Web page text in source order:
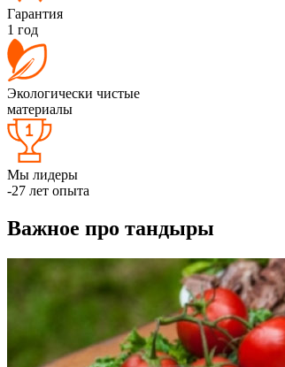
Гарантия
1 год
Экологически чистые
материалы
Мы лидеры
-27 лет опыта
Важное про тандыры